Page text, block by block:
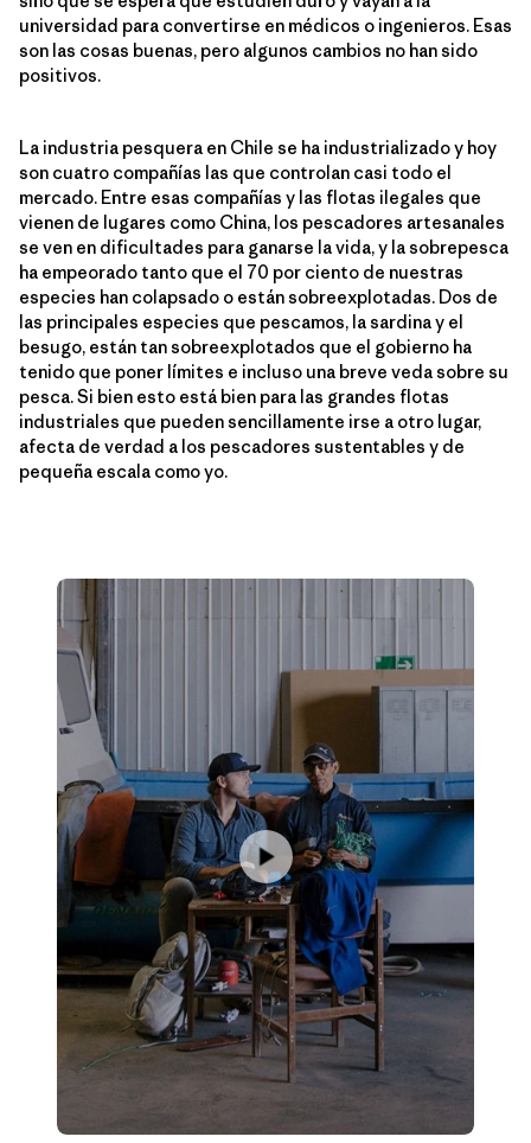
universidad para convertirse en médicos o ingenieros. Esas
son las cosas buenas, pero algunos cambios no han sido
positivos.
La industria pesquera en Chile se ha industrializado y hoy
son cuatro compañías las que controlan casi todo el
mercado. Entre esas compañías y las flotas ilegales que
vienen de lugares como China, los pescadores artesanales
se ven en dificultades para ganarse la vida, y la sobrepesca
ha empeorado tanto que el 70 por ciento de nuestras
especies han colapsado o están sobreexplotadas. Dos de
las principales especies que pescamos, la sardina y el
besugo, están tan sobreexplotados que el gobierno ha
tenido que poner límites e incluso una breve veda sobre su
pesca. Si bien esto está bien para las grandes flotas
industriales que pueden sencillamente irse a otro lugar,
afecta de verdad a los pescadores sustentables y de
pequeña escala como yo.